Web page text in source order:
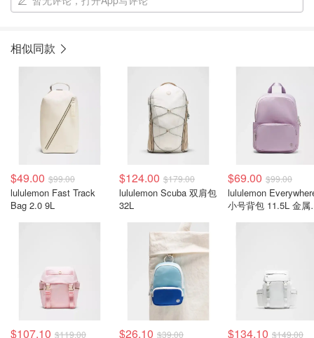
相似同款
$49.00 $99.00
lululemon Fast Track
Bag 2.0 9L
$124.00 $179.00
lululemon Scuba 双肩包
32L
$69.00 $99.00
lululemon
小号背包 11.5L 金属
$107.10 $119.00 $26.10 $39.00 $134.10 $149.00